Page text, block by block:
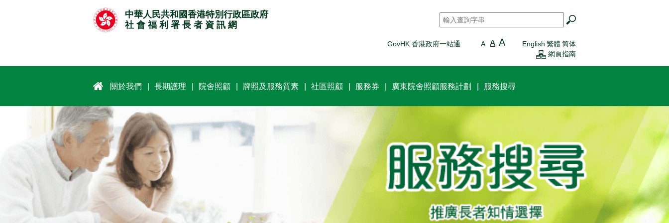
中華人民共和國香港特別行政區政府
社 會 福 利 署 長 者 資 訊 網
搜尋 *
GovHK 香港政府一站通 A A A English 繁體 简体
網頁指南
關於我們 長期護理 院舍照顧 牌照及服務質素 社區照顧 服務券 廣東院舍照顧服務計劃 服務搜尋